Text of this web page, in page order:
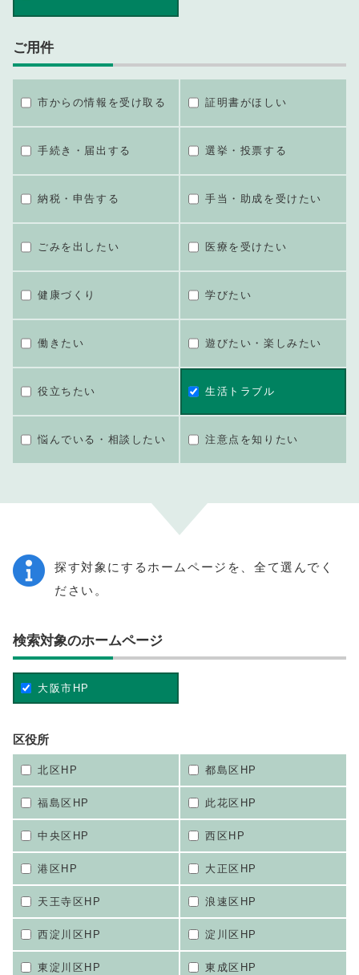
ご用件
市からの情報を受け取る 証明書がほしい
手続き・届出する 選挙・投票する
納税・申告する 手当・助成を受けたい
ごみを出したい 医療を受けたい
健康づくり 学びたい
働きたい 遊びたい・楽しみたい
役立ちたい 生活トラブル
悩んでいる・相談したい 注意点を知りたい
探す対象にするホームページを、全て選んでく
ださい。
検索対象のホームページ
大阪市HP
区役所
北区HP 都島区HP
福島区HP 此花区HP
中央区HP 西区HP
港区HP 大正区HP
天王寺区HP 浪速区HP
西淀川区HP 淀川区HP
東淀川区HP 東成区HP